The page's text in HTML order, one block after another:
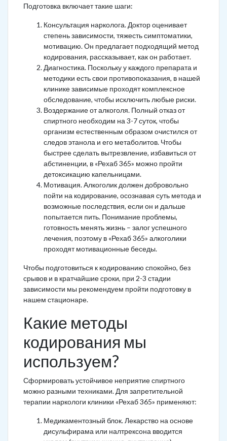
Подготовка включает такие шаги:
Консультация нарколога. Доктор оценивает
степень зависимости, тяжесть симптоматики,
мотивацию. Он предлагает подходящий метод
кодирования, рассказывает, как он работает.
Диагностика. Поскольку у каждого препарата и
методики есть свои противопоказания, в нашей
клинике зависимые проходят комплексное
обследование, чтобы исключить любые риски.
Воздержание от алкоголя. Полный отказ от
спиртного необходим на 3-7 суток, чтобы
организм естественным образом очистился от
следов этанола и его метаболитов. Чтобы
быстрее сделать вытрезвление, избавиться от
абстиненции, в «Рехаб 365» можно пройти
детоксикацию капельницами.
Мотивация. Алкоголик должен добровольно
пойти на кодирование, осознавая суть метода и
возможные последствия, если он и дальше
попытается пить. Понимание проблемы,
готовность менять жизнь – залог успешного
лечения, поэтому в «Рехаб 365» алкоголики
проходят мотивационные беседы.
Чтобы подготовиться к кодированию спокойно, без
срывов и в кратчайшие сроки, при 2-3 стадии
зависимости мы рекомендуем пройти подготовку в
нашем стационаре.
Какие методы
кодирования мы
используем?
Сформировать устойчивое неприятие спиртного
можно разными техниками. Для запретительной
терапии наркологи клиники «Рехаб 365» применяют:
Медикаментозный блок. Лекарство на основе
дисульфирама или налтрексона вводится